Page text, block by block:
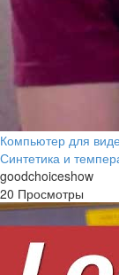
Компьютер для
Синтетика и
goodchoiceshow
20 Просмотры